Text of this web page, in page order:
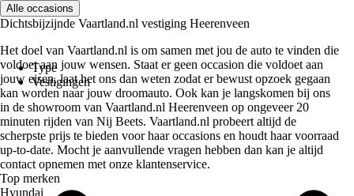
Type
Vestigingen
Alle occasions
Dichtsbijzijnde Vaartland.nl vestiging Heerenveen
Het doel van Vaartland.nl is om samen met jou de auto te vinden die
voldoet aan jouw wensen. Staat er geen occasion die voldoet aan
jouw eisen, laat het ons dan weten zodat er bewust opzoek gegaan
kan worden naar jouw droomauto. Ook kan je langskomen bij ons
in de showroom van Vaartland.nl Heerenveen op ongeveer 20
minuten rijden van Nij Beets. Vaartland.nl probeert altijd de
scherpste prijs te bieden voor haar occasions en houdt haar voorraad
up-to-date. Mocht je aanvullende vragen hebben dan kan je altijd
contact opnemen met onze klantenservice.
Top merken
Hyundai